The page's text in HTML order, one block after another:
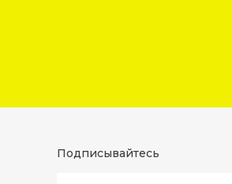
Подписывайтесь